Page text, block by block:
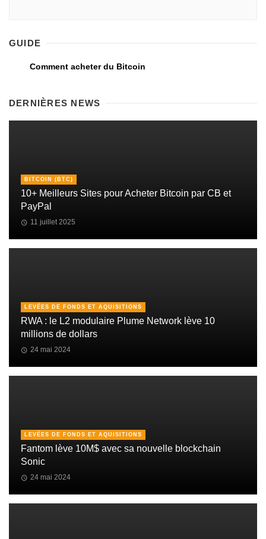
GUIDE
Comment acheter du Bitcoin
DERNIÈRES NEWS
BITCOIN (BTC)
10+ Meilleurs Sites pour Acheter Bitcoin par CB et
PayPal
11 juillet 2025
LEVÉES DE FONDS ET AQUISITIONS
RWA : le L2 modulaire Plume Network lève 10
millions de dollars
24 mai 2024
LEVÉES DE FONDS ET AQUISITIONS
Fantom lève 10M$ avec sa nouvelle blockchain
Sonic
24 mai 2024